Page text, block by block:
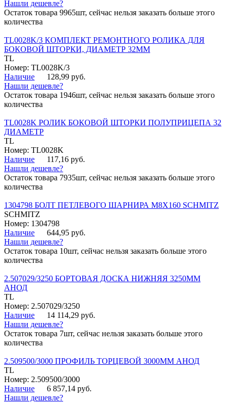
Нашли дешевле?
Остаток товара 9965шт, сейчас нельзя заказать больше этого
количества
TL0028K/3 КОМПЛЕКТ РЕМОНТНОГО РОЛИКА ДЛЯ
БОКОВОЙ ШТОРКИ, ДИАМЕТР 32ММ
TL
Номер: TL0028K/3
Наличие
128,99 руб.
Нашли дешевле?
Остаток товара 1946шт, сейчас нельзя заказать больше этого
количества
TL0028K РОЛИК БОКОВОЙ ШТОРКИ ПОЛУПРИЦЕПА 32
ДИАМЕТР
TL
Номер: TL0028K
Наличие
117,16 руб.
Нашли дешевле?
Остаток товара 7935шт, сейчас нельзя заказать больше этого
количества
1304798 БОЛТ ПЕТЛЕВОГО ШАРНИРА М8Х160 SCHMITZ
SCHMITZ
Номер: 1304798
Наличие
644,95 руб.
Нашли дешевле?
Остаток товара 10шт, сейчас нельзя заказать больше этого
количества
2.507029/3250 БОРТОВАЯ ДОСКА НИЖНЯЯ 3250ММ
АНОД
TL
Номер: 2.507029/3250
Наличие
14 114,29 руб.
Нашли дешевле?
Остаток товара 7шт, сейчас нельзя заказать больше этого
количества
2.509500/3000 ПРОФИЛЬ ТОРЦЕВОЙ 3000ММ АНОД
TL
Номер: 2.509500/3000
Наличие
6 857,14 руб.
Нашли дешевле?